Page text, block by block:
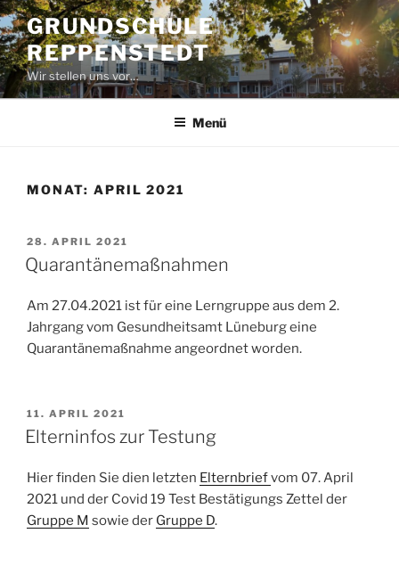
Zum
Inhalt
springen
GRUNDSCHULE
REPPENSTEDT
Wir stellen uns vor…
Menü
MONAT: APRIL 2021
VERÖFFENTLICHT
AM
28. APRIL 2021
Quarantänemaßnahmen
Am 27.04.2021 ist für eine Lerngruppe aus dem 2.
Jahrgang vom Gesundheitsamt Lüneburg eine
Quarantänemaßnahme angeordnet worden.
VERÖFFENTLICHT
AM
11. APRIL 2021
Elterninfos zur Testung
Hier finden Sie dien letzten Elternbriefvom 07. April
2021 und der Covid 19 Test Bestätigungs Zettel der
Gruppe M sowie der Gruppe D.